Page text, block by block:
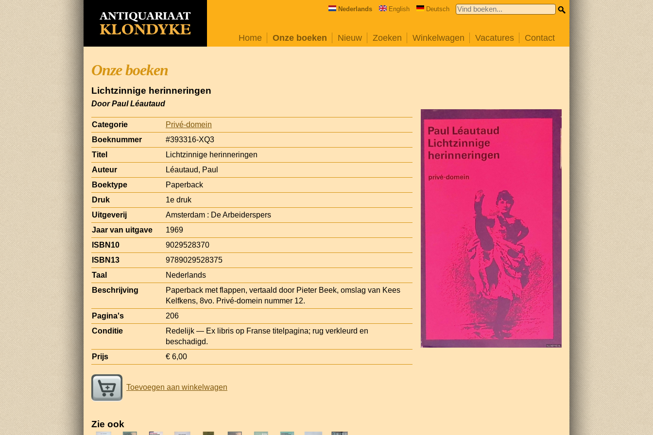
Nederlands English Deutsch
Home Onze boeken Nieuw Zoeken Winkelwagen Vacatures Contact
Onze boeken
Lichtzinnige herinneringen
Door Paul Léautaud
Categorie
Privé-domein
Boeknummer
#393316-XQ3
Titel
Lichtzinnige herinneringen
Auteur
Léautaud, Paul
Boektype
Paperback
Druk
1e druk
Uitgeverij
Amsterdam : De Arbeiderspers
Jaar van uitgave
1969
ISBN10
9029528370
ISBN13
9789029528375
Taal
Nederlands
Beschrijving
Paperback met flappen, vertaald door Pieter Beek, omslag van Kees
Kelfkens, 8vo. Privé-domein nummer 12.
Pagina's
206
Conditie
Redelijk — Ex libris op Franse titelpagina; rug verkleurd en
beschadigd.
Prijs
€ 6,00
Toevoegen aan winkelwagen
Zie ook